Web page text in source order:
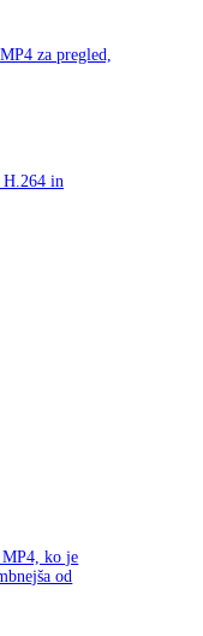
za pregled,
H.264 in
ko je
od